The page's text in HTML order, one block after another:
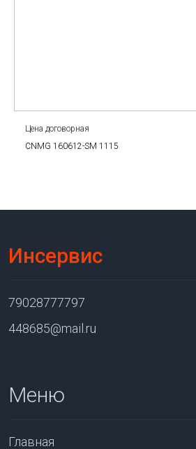
Цена договорная
CNMG 160612-SM 1115
Инсервис
79028777797
448685@mail.ru
Меню
Главная